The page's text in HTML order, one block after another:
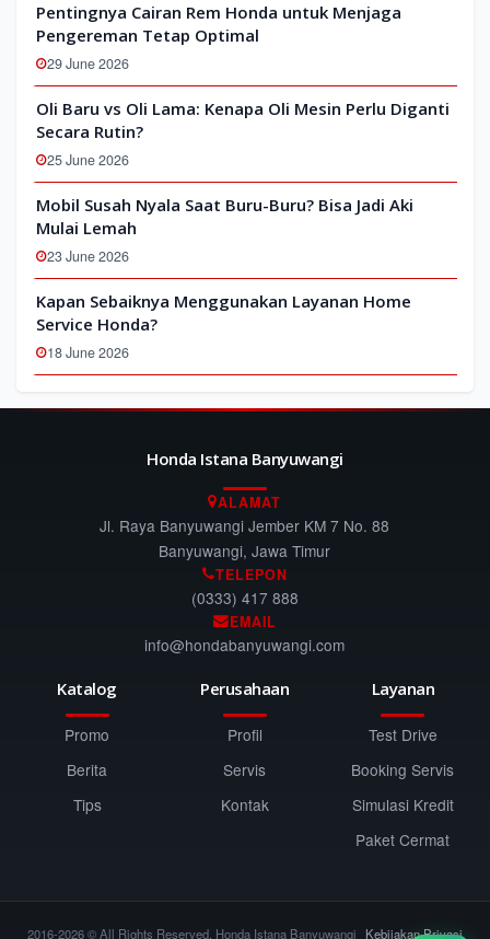
Pentingnya Cairan Rem Honda untuk Menjaga
Pengereman Tetap Optimal
29 June 2026
Oli Baru vs Oli Lama: Kenapa Oli Mesin Perlu Diganti
Secara Rutin?
25 June 2026
Mobil Susah Nyala Saat Buru-Buru? Bisa Jadi Aki
Mulai Lemah
23 June 2026
Kapan Sebaiknya Menggunakan Layanan Home
Service Honda?
18 June 2026
Honda Istana Banyuwangi
ALAMAT
Jl. Raya Banyuwangi Jember KM 7 No. 88
Banyuwangi, Jawa Timur
TELEPON
(0333) 417 888
EMAIL
info@hondabanyuwangi.com
Katalog
Promo
Berita
Tips
Perusahaan
Profil
Servis
Kontak
Layanan
Test Drive
Booking Servis
Simulasi Kredit
Paket Cermat
2016-2026 © All Rights Reserved. Honda Istana Banyuwangi Kebijakan Privasi